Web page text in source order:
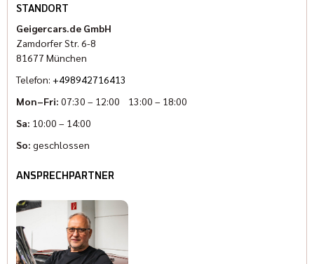
STANDORT
Geigercars.de GmbH
Zamdorfer Str. 6-8
81677 München
Telefon: +498942716413
Mon–Fri: 07:30 – 12:00 13:00 – 18:00
Sa: 10:00 – 14:00
So: geschlossen
ANSPRECHPARTNER